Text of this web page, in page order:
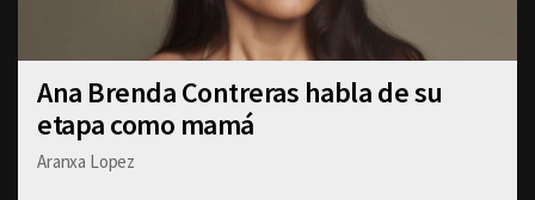
Ana Brenda Contreras habla de su
etapa como mamá
Aranxa Lopez